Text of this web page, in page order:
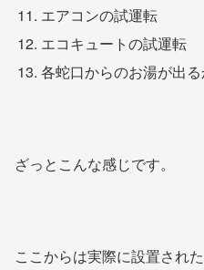
エアコンの試運転
エコキュートの試運転
各蛇口からのお湯が出
ざっとこんな感じです。
ここからは実際に設置され